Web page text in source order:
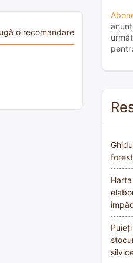
o recomandare